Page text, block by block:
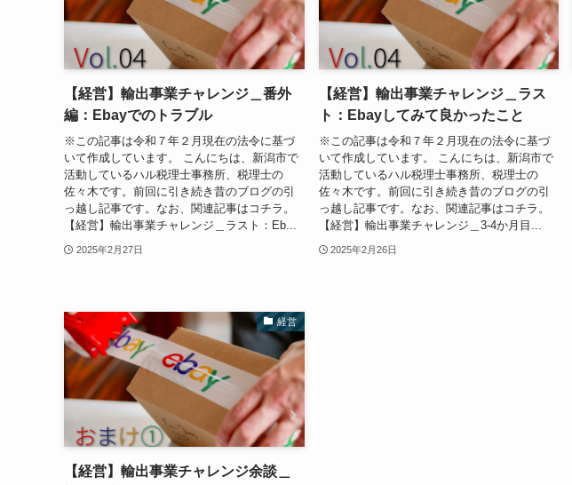
【経営】輸出事業チャレンジ＿番外
編：Ebayでのトラブル
※この記事は令和７年２月現在の法令に基づ
いて作成しています。 こんにちは、新潟市で
活動しているハル税理士事務所、税理士の
佐々木です。前回に引き続き昔のブログの引
っ越し記事です。なお、関連記事はコチラ。
【経営】輸出事業チャレンジ＿ラスト：Eb...
2025年2月27日
【経営】輸出事業チャレンジ＿ラス
ト：Ebayしてみて良かったこと
※この記事は令和７年２月現在の法令に基づ
いて作成しています。 こんにちは、新潟市で
活動しているハル税理士事務所、税理士の
佐々木です。前回に引き続き昔のブログの引
っ越し記事です。なお、関連記事はコチラ。
【経営】輸出事業チャレンジ＿3-4か月目...
2025年2月26日
経営
【経営】輸出事業チャレンジ余談＿